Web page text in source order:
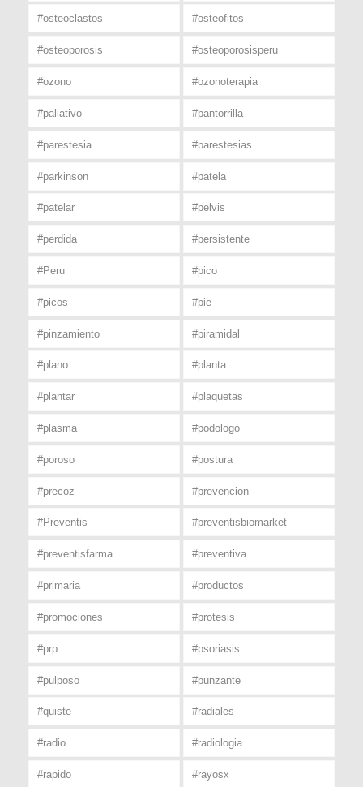
#osteoclastos #osteofitos
#osteoporosis #osteoporosisperu
#ozono #ozonoterapia
#paliativo #pantorrilla
#parestesia #parestesias
#parkinson #patela
#patelar #pelvis
#perdida #persistente
#Peru #pico
#picos #pie
#pinzamiento #piramidal
#plano #planta
#plantar #plaquetas
#plasma #podologo
#poroso #postura
#precoz #prevencion
#Preventis #preventisbiomarket
#preventisfarma #preventiva
#primaria #productos
#promociones #protesis
#prp #psoriasis
#pulposo #punzante
#quiste #radiales
#radio #radiologia
#rapido #rayosx